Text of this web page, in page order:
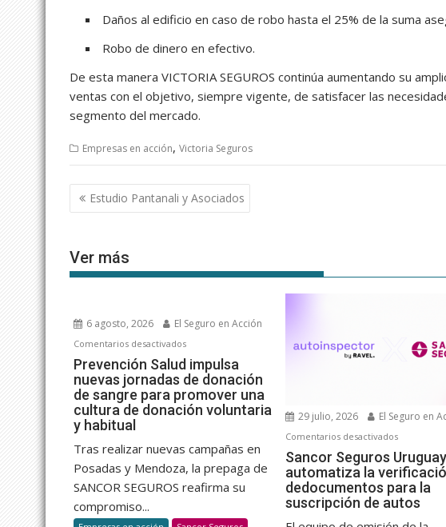
Daños al edificio en caso de robo hasta el 25% de la suma
Robo de dinero en efectivo.
De esta manera VICTORIA SEGUROS continúa aumentando su
ventas con el objetivo, siempre vigente, de satisfacer las
segmento del mercado.
Empresas en acción, Victoria Seguros
Navegación
de
Estudio Pantanali y Asociados
Ver más
6 agosto, 2026 El Seguro en Acción
Comentarios desactivadosen
Prevención
Salud
impulsa
nuevas
de
donación
de
para
Prevención Salud impulsa
nuevas jornadas de donación
de sangre para promover una
cultura de donación voluntaria
y habitual
Tras realizar nuevas campañas en
Posadas y Mendoza, la prepaga de
SANCOR SEGUROS reafirma su
compromiso...
29 julio, 2026 El Seguro en
Comentarios desactivadosen
Sancor
Seguros
Uruguay
automatiza
la
Sancor Seguros Uruguay
automatiza la
dedocumentos para la
suscripción de autos